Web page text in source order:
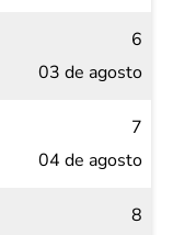
6
03 de agosto
7
04 de agosto
8